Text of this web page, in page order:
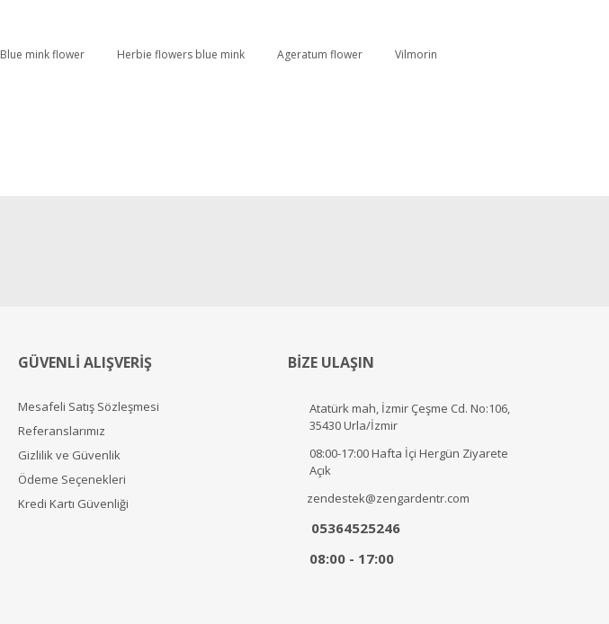
Blue mink flower Herbie flowers blue mink Ageratum flower
Vilmorin
GÜVENLİ ALIŞVERİŞ
Mesafeli Satış Sözleşmesi
Referanslarımız
Gizlilik ve Güvenlik
Ödeme Seçenekleri
Kredi Kartı Güvenliği
BİZE ULAŞIN
Atatürk mah, İzmir Çeşme Cd. No:106,
35430 Urla/İzmir
08:00-17:00 Hafta İçi Hergün Ziyarete
Açık
zendestek@zengardentr.com
05364525246
08:00 - 17:00